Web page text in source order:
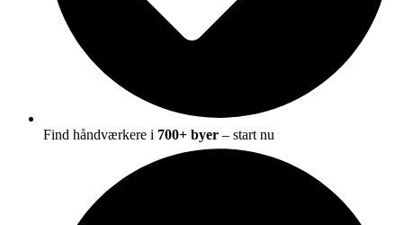
Find håndværkere i 700+ byer – start nu